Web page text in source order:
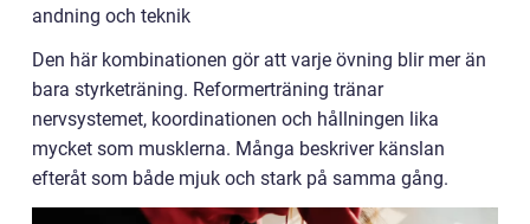
andning och teknik
Den här kombinationen gör att varje övning blir mer än
bara styrketräning. Reformerträning tränar
nervsystemet, koordinationen och hållningen lika
mycket som musklerna. Många beskriver känslan
efteråt som både mjuk och stark på samma gång.